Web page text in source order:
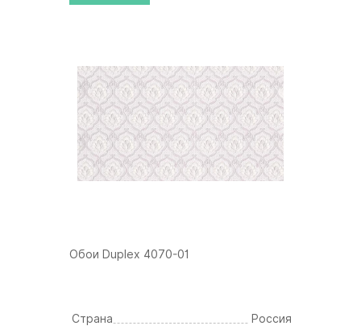
Обои Duplex 4070-01
Страна
Россия